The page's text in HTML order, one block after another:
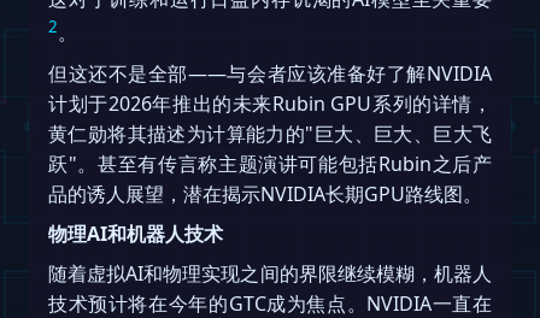
2。
但这还不是全部——与会者应该准备好了解NVIDIA
计划于2026年推出的未来Rubin GPU系列的详情，
黄仁勋将其描述为计算能力的"巨大、巨大、巨大飞
跃"。甚至有传言称主题演讲可能包括Rubin之后产
品的诱人展望，潜在揭示NVIDIA长期GPU路线图。
物理AI和机器人技术
随着虚拟AI和物理实现之间的界限继续模糊，机器人
技术预计将在今年的GTC成为焦点。NVIDIA一直在